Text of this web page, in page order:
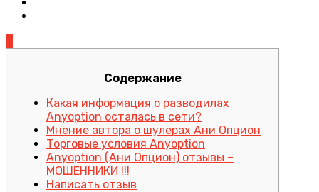
Содержание
Какая информация о разводилах
Anyoption осталась в сети?
Мнение автора о шулерах Ани Опцион
Торговые условия Anyoption
Anyoption (Ани Опцион) отзывы –
МОШЕННИКИ !!!
Написать отзыв